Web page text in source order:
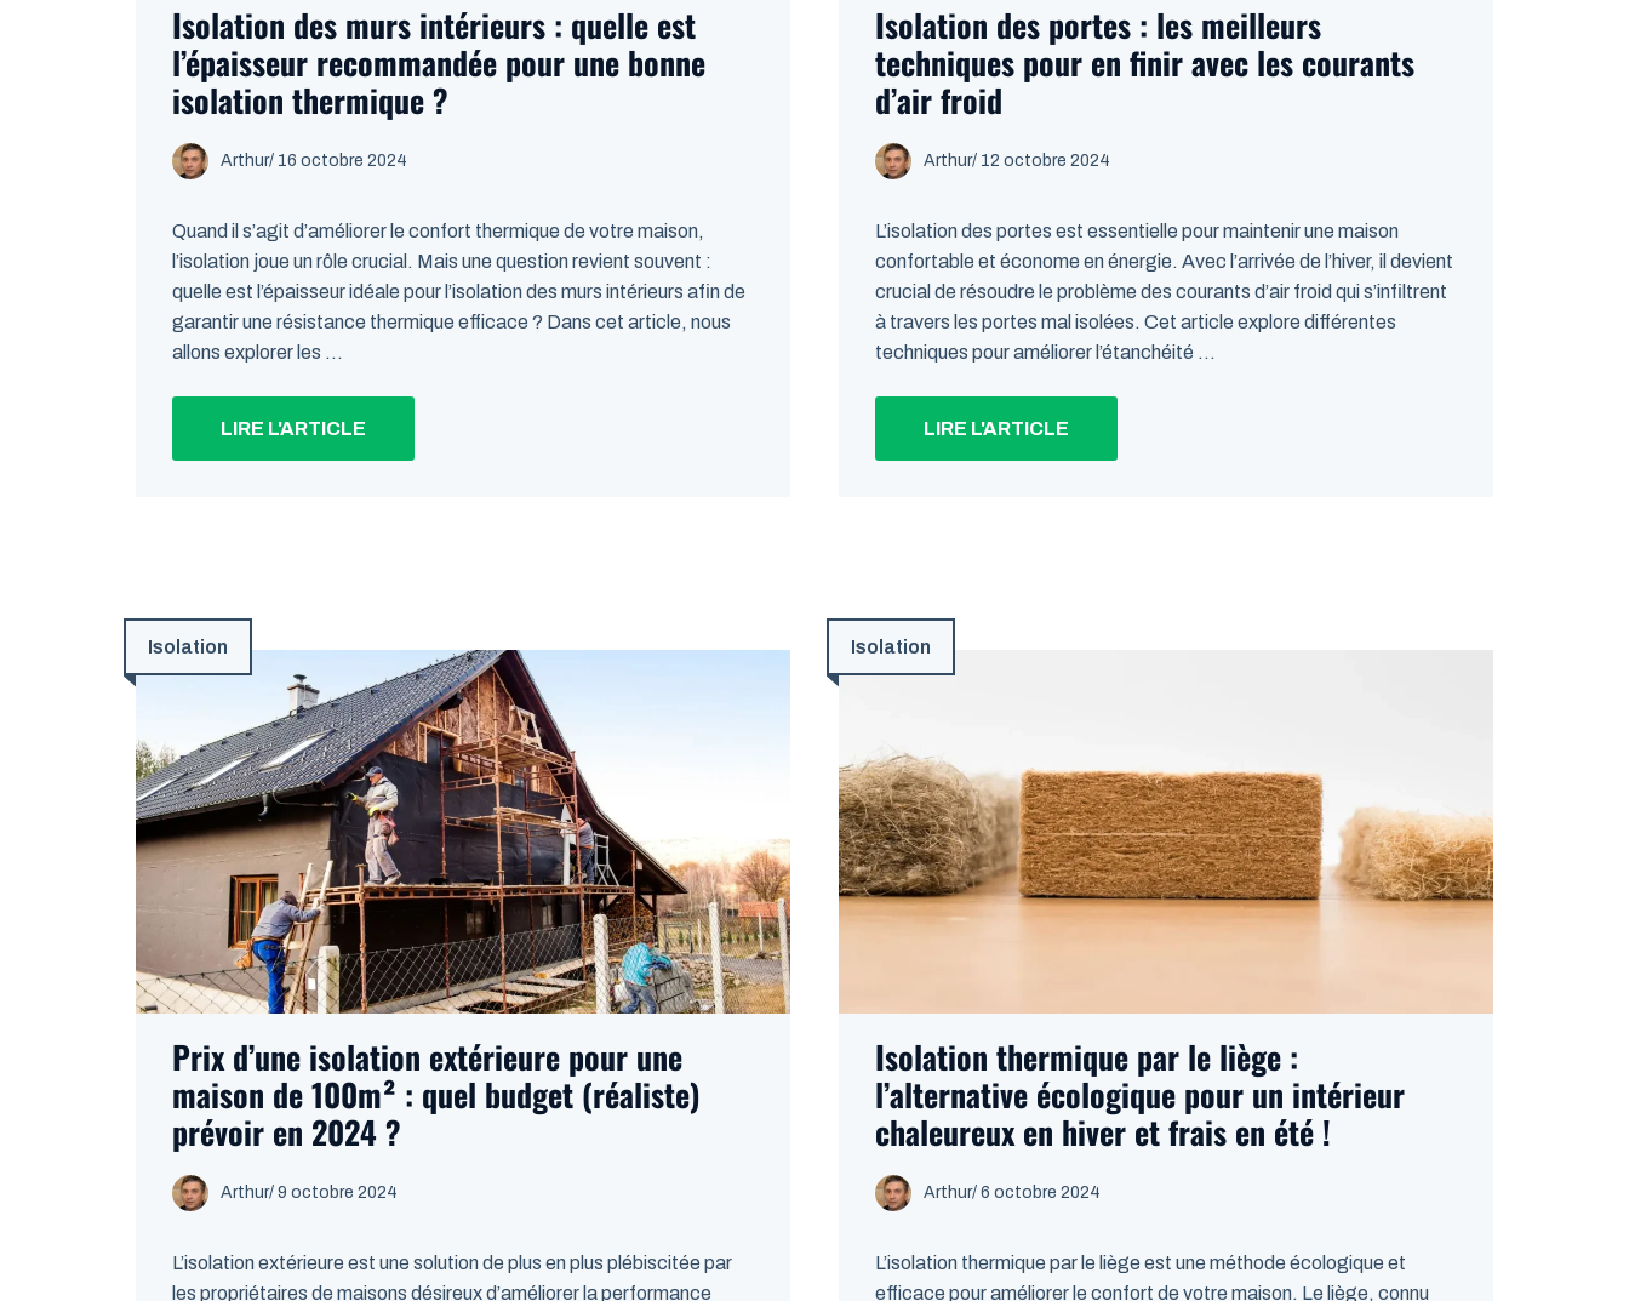
Isolation des murs intérieurs : quelle est
l’épaisseur recommandée pour une bonne
isolation thermique ?
Arthur/ 16 octobre 2024
Quand il s’agit d’améliorer le confort thermique de votre maison,
l’isolation joue un rôle crucial. Mais une question revient souvent :
quelle est l’épaisseur idéale pour l’isolation des murs intérieurs afin de
garantir une résistance thermique efficace ? Dans cet article, nous
allons explorer les ...
LIRE L'ARTICLE
Isolation des portes : les meilleurs
techniques pour en finir avec les courants
d’air froid
Arthur/ 12 octobre 2024
L’isolation des portes est essentielle pour maintenir une maison
confortable et économe en énergie. Avec l’arrivée de l’hiver, il devient
crucial de résoudre le problème des courants d’air froid qui s’infiltrent
à travers les portes mal isolées. Cet article explore différentes
techniques pour améliorer l’étanchéité ...
LIRE L'ARTICLE
Isolation
Prix d’une isolation extérieure pour une
maison de 100m² : quel budget (réaliste)
prévoir en 2024 ?
Arthur/ 9 octobre 2024
L’isolation extérieure est une solution de plus en plus plébiscitée par
les propriétaires de maisons désireux d’améliorer la performance
Isolation
Isolation thermique par le liège :
l’alternative écologique pour un intérieur
chaleureux en hiver et frais en été !
Arthur/ 6 octobre 2024
L’isolation thermique par le liège est une méthode écologique et
efficace pour améliorer le confort de votre maison. Le liège, connu